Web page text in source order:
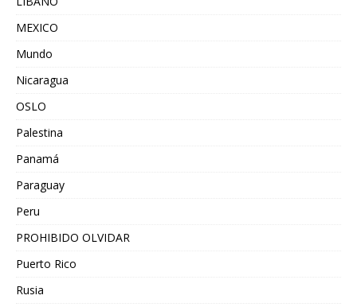
MEXICO
Mundo
Nicaragua
OSLO
Palestina
Panamá
Paraguay
Peru
PROHIBIDO OLVIDAR
Puerto Rico
Rusia